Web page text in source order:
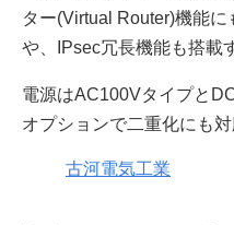
ター(Virtual Router)機能
や、IPsec冗長機能も搭載
電源はAC100Vタイプと
オプションで二重化にも対
古河電気工業